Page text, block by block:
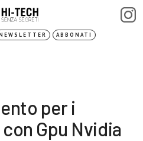
ABBONATI
per i
Gpu Nvidia